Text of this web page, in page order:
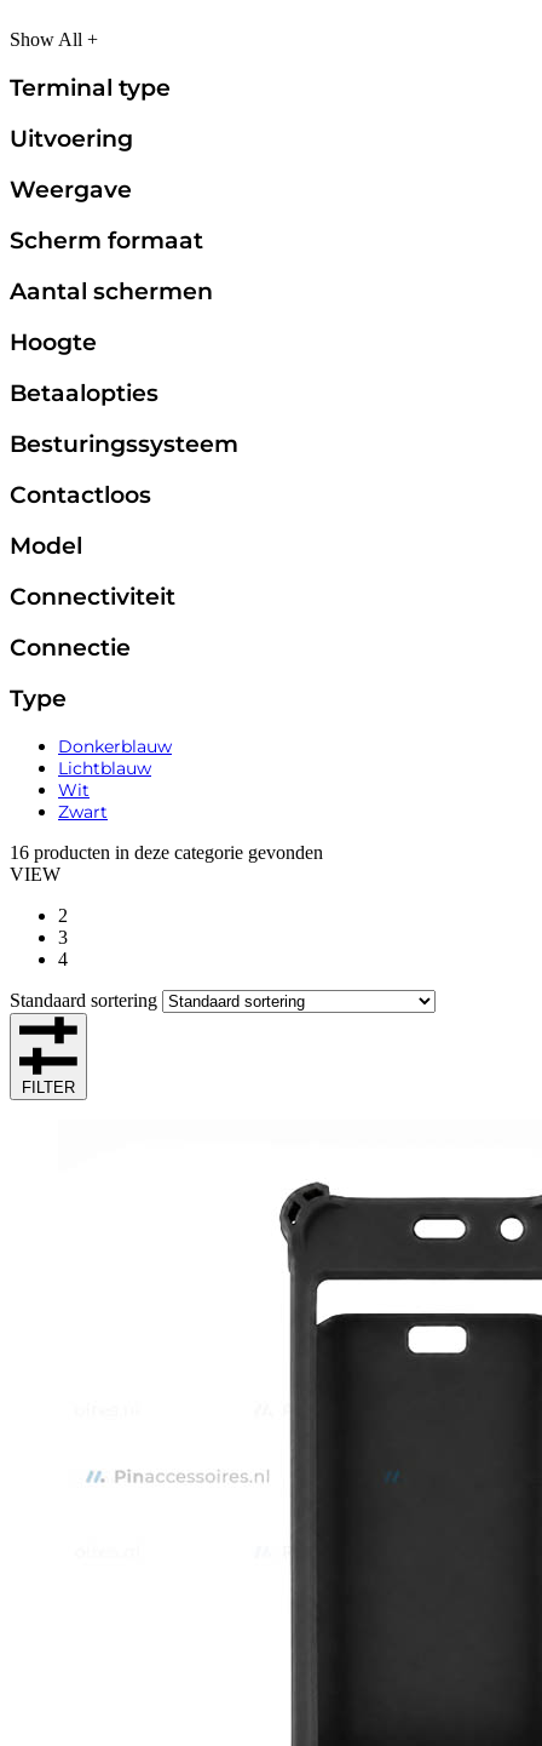
Show All +
Terminal type
Uitvoering
Weergave
Scherm formaat
Aantal schermen
Hoogte
Betaalopties
Besturingssysteem
Contactloos
Model
Connectiviteit
Connectie
Type
Donkerblauw
Lichtblauw
Wit
Zwart
16 producten in deze categorie gevonden
VIEW
2
3
4
Standaard sortering
FILTER